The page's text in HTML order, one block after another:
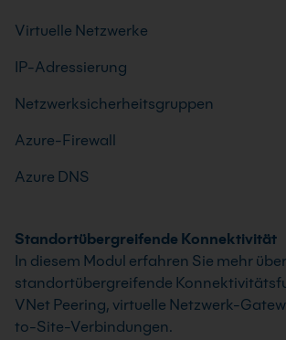
Virtuelle Netzwerke
IP-Adressierung
Netzwerksicherheitsgruppen
Azure-Firewall
Azure DNS
Standortübergreifende Konnektivität
In diesem Modul erfahren Sie mehr über
standortübergreifende
VNet Peering, virtuelle Netzwerk-
to-Site-Verbindungen.